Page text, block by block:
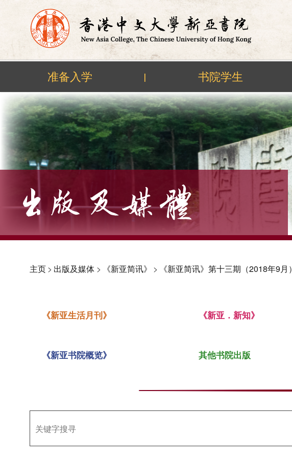
Skip
content
准备入学 | 书院学生
主页> 出版及媒体 > 《新亚简讯》 > 《新亚简讯》第十三期（2018年9月）
《新亚生活月刊》 《新亚．新知》
《新亚书院概览》 其他书院出版